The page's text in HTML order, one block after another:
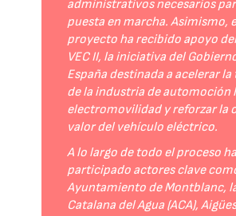
administrativos necesarios
puesta en marcha. Asimismo,
proyecto ha recibido apoyo del
VEC II, la iniciativa del
España destinada a acelerar
de la industria de automoción
electromovilidad y reforzar la
valor del vehículo eléctrico.
A lo largo de todo el proceso
participado actores clave
Ayuntamiento de Montblanc,
Catalana del Agua (ACA),